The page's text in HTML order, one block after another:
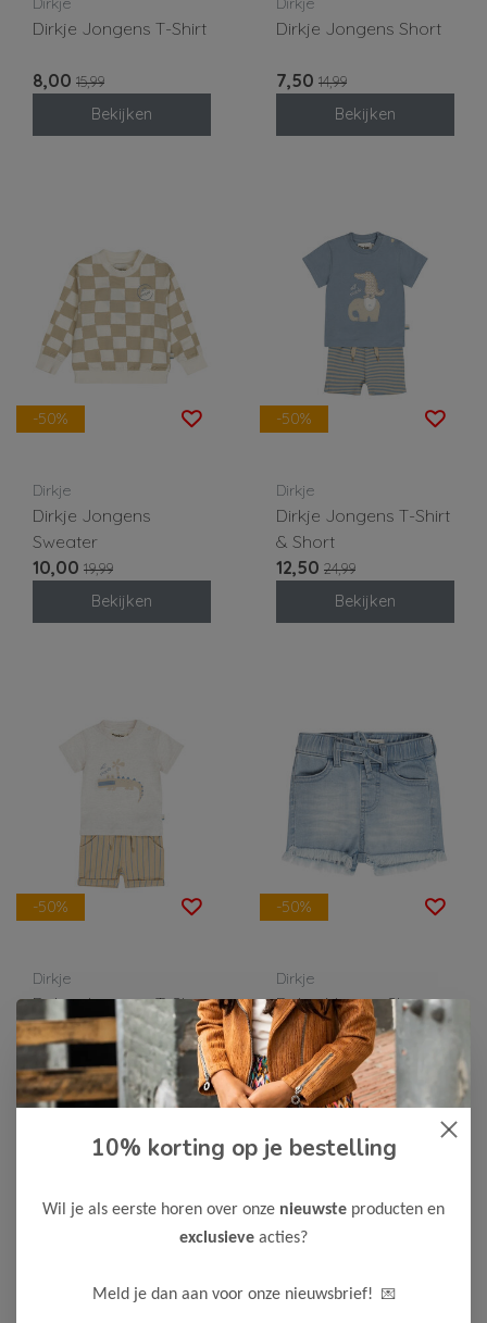
Dirkje Jongens T-Shirt
8,00 15,99
Bekijken
Dirkje Jongens Short
7,50 14,99
Bekijken
-50%
Dirkje
Dirkje Jongens
Sweater
10,00 19,99
Bekijken
-50%
Dirkje
Dirkje Jongens T-Shirt
& Short
12,50 24,99
Bekijken
-50%
Dirkje
Dirkje Jongens T-Shirt
& Short
12,50
Bekijken
-50%
Dirkje
Dirkje Meisjes Short
14,00 27,99
Bekijken
10% korting op je bestelling
Wil je als eerste horen over onze nieuwste producten en
exclusieve acties?
Meld je dan aan voor onze nieuwsbrief! 💌